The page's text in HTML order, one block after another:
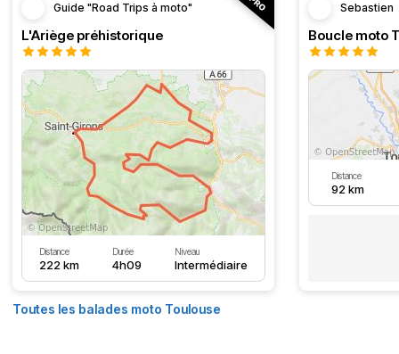
Guide "Road Trips à moto"
L'Ariège préhistorique
Distance
222 km
Durée
4h09
Niveau
Intermédiaire
Sebastien
Distance
92 km
Toutes les balades moto Toulouse